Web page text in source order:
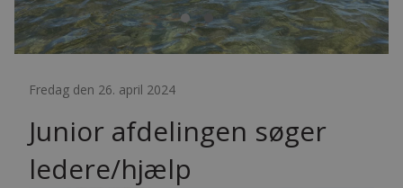
Fredag den 26. april 2024
Junior afdelingen søger
ledere/hjælp